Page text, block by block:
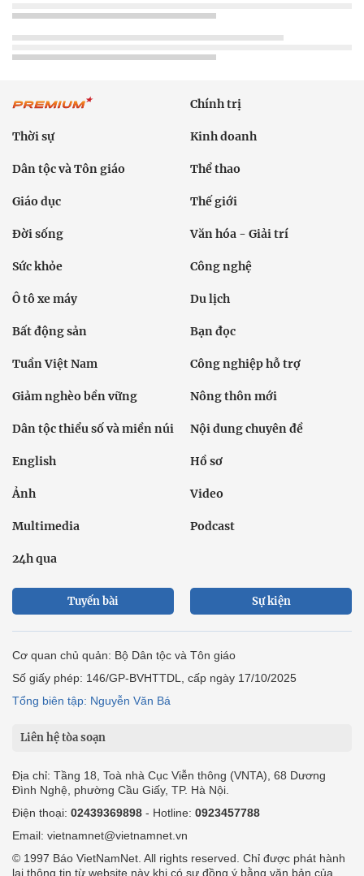
Chính trị
Thời sự Kinh doanh
Dân tộc và Tôn giáo Thể thao
Giáo dục Thế giới
Đời sống Văn hóa - Giải trí
Sức khỏe Công nghệ
Ô tô xe máy Du lịch
Bất động sản Bạn đọc
Tuần Việt Nam Công nghiệp hỗ trợ
Giảm nghèo bền vững Nông thôn mới
Dân tộc thiểu số và miền núi Nội dung chuyên đề
English Hồ sơ
Ảnh Video
Multimedia Podcast
24h qua
Tuyến bài Sự kiện
Cơ quan chủ quản: Bộ Dân tộc và Tôn giáo
Số giấy phép: 146/GP-BVHTTDL, cấp ngày 17/10/2025
Tổng biên tập: Nguyễn Văn Bá
Liên hệ tòa soạn
Địa chỉ: Tầng 18, Toà nhà Cục Viễn thông (VNTA), 68 Dương
Đình Nghệ, phường Cầu Giấy, TP. Hà Nội.
Điện thoại: 02439369898 - Hotline: 0923457788
Email: vietnamnet@vietnamnet.vn
© 1997 Báo VietNamNet. All rights reserved. Chỉ được phát hành
lại thông tin từ website này khi có sự đồng ý bằng văn bản của